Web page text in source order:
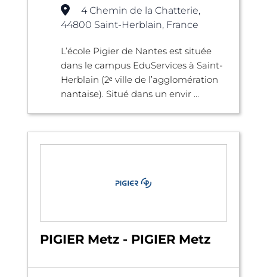
4 Chemin de la Chatterie,
44800 Saint-Herblain, France
L’école Pigier de Nantes est située
dans le campus EduServices à Saint-
Herblain (2ᵉ ville de l’agglomération
nantaise). Situé dans un envir ...
PIGIER Metz - PIGIER Metz